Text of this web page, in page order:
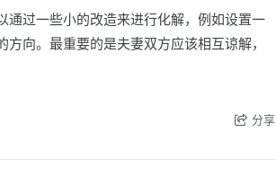
过一些小的改造来进行化解，例如设置一
向。最重要的是夫妻双方应该相互谅解，
分享